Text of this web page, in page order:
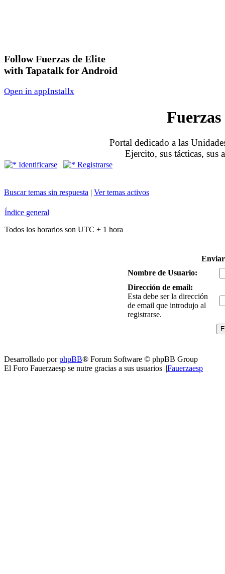
Follow Fuerzas de Elite
with Tapatalk for Android
Open in appInstallx
Portal dedicado a las
Ejercito, sus tácticas, sus
Identificarse Registrarse
Buscar temas sin respuesta | Ver temas activos
Índice general
Todos los horarios son UTC + 1 hora
Nombre de Usuario:
Dirección de email:
Esta debe ser la dirección
de email que introdujo al
registrarse.
Desarrollado porphpBB® Forum Software © phpBB Group
El Foro Fauerzaesp se nutre gracias a sus usuarios ||Fauerzaesp